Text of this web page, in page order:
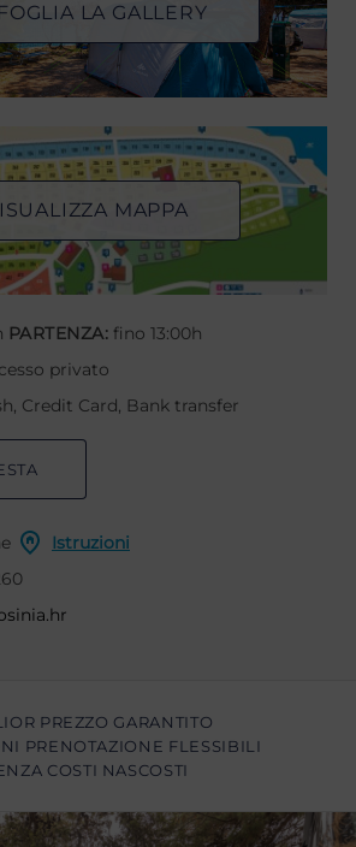
LA GALLERY
MAPPA
PARTENZA: fino 13:00h
privato
Credit Card, Bank transfer
Istruzioni
PREZZO GARANTITO
PRENOTAZIONE FLESSIBILI
COSTI NASCOSTI